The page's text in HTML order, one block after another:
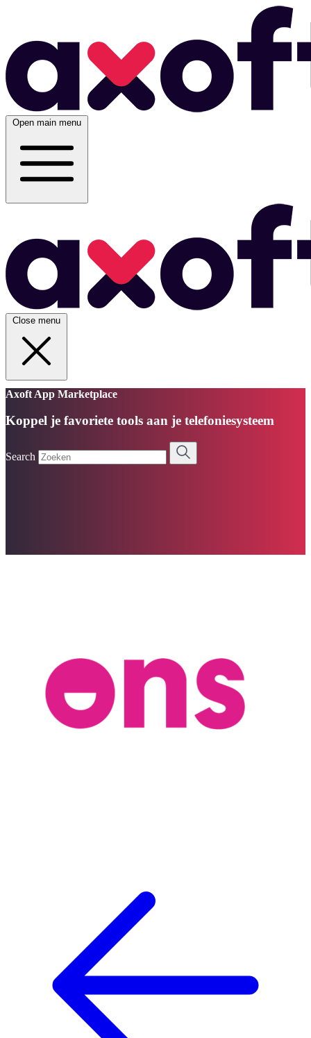
Open main menu
Close menu
Axoft App Marketplace
Koppel je favoriete tools aan je telefoniesysteem
Search